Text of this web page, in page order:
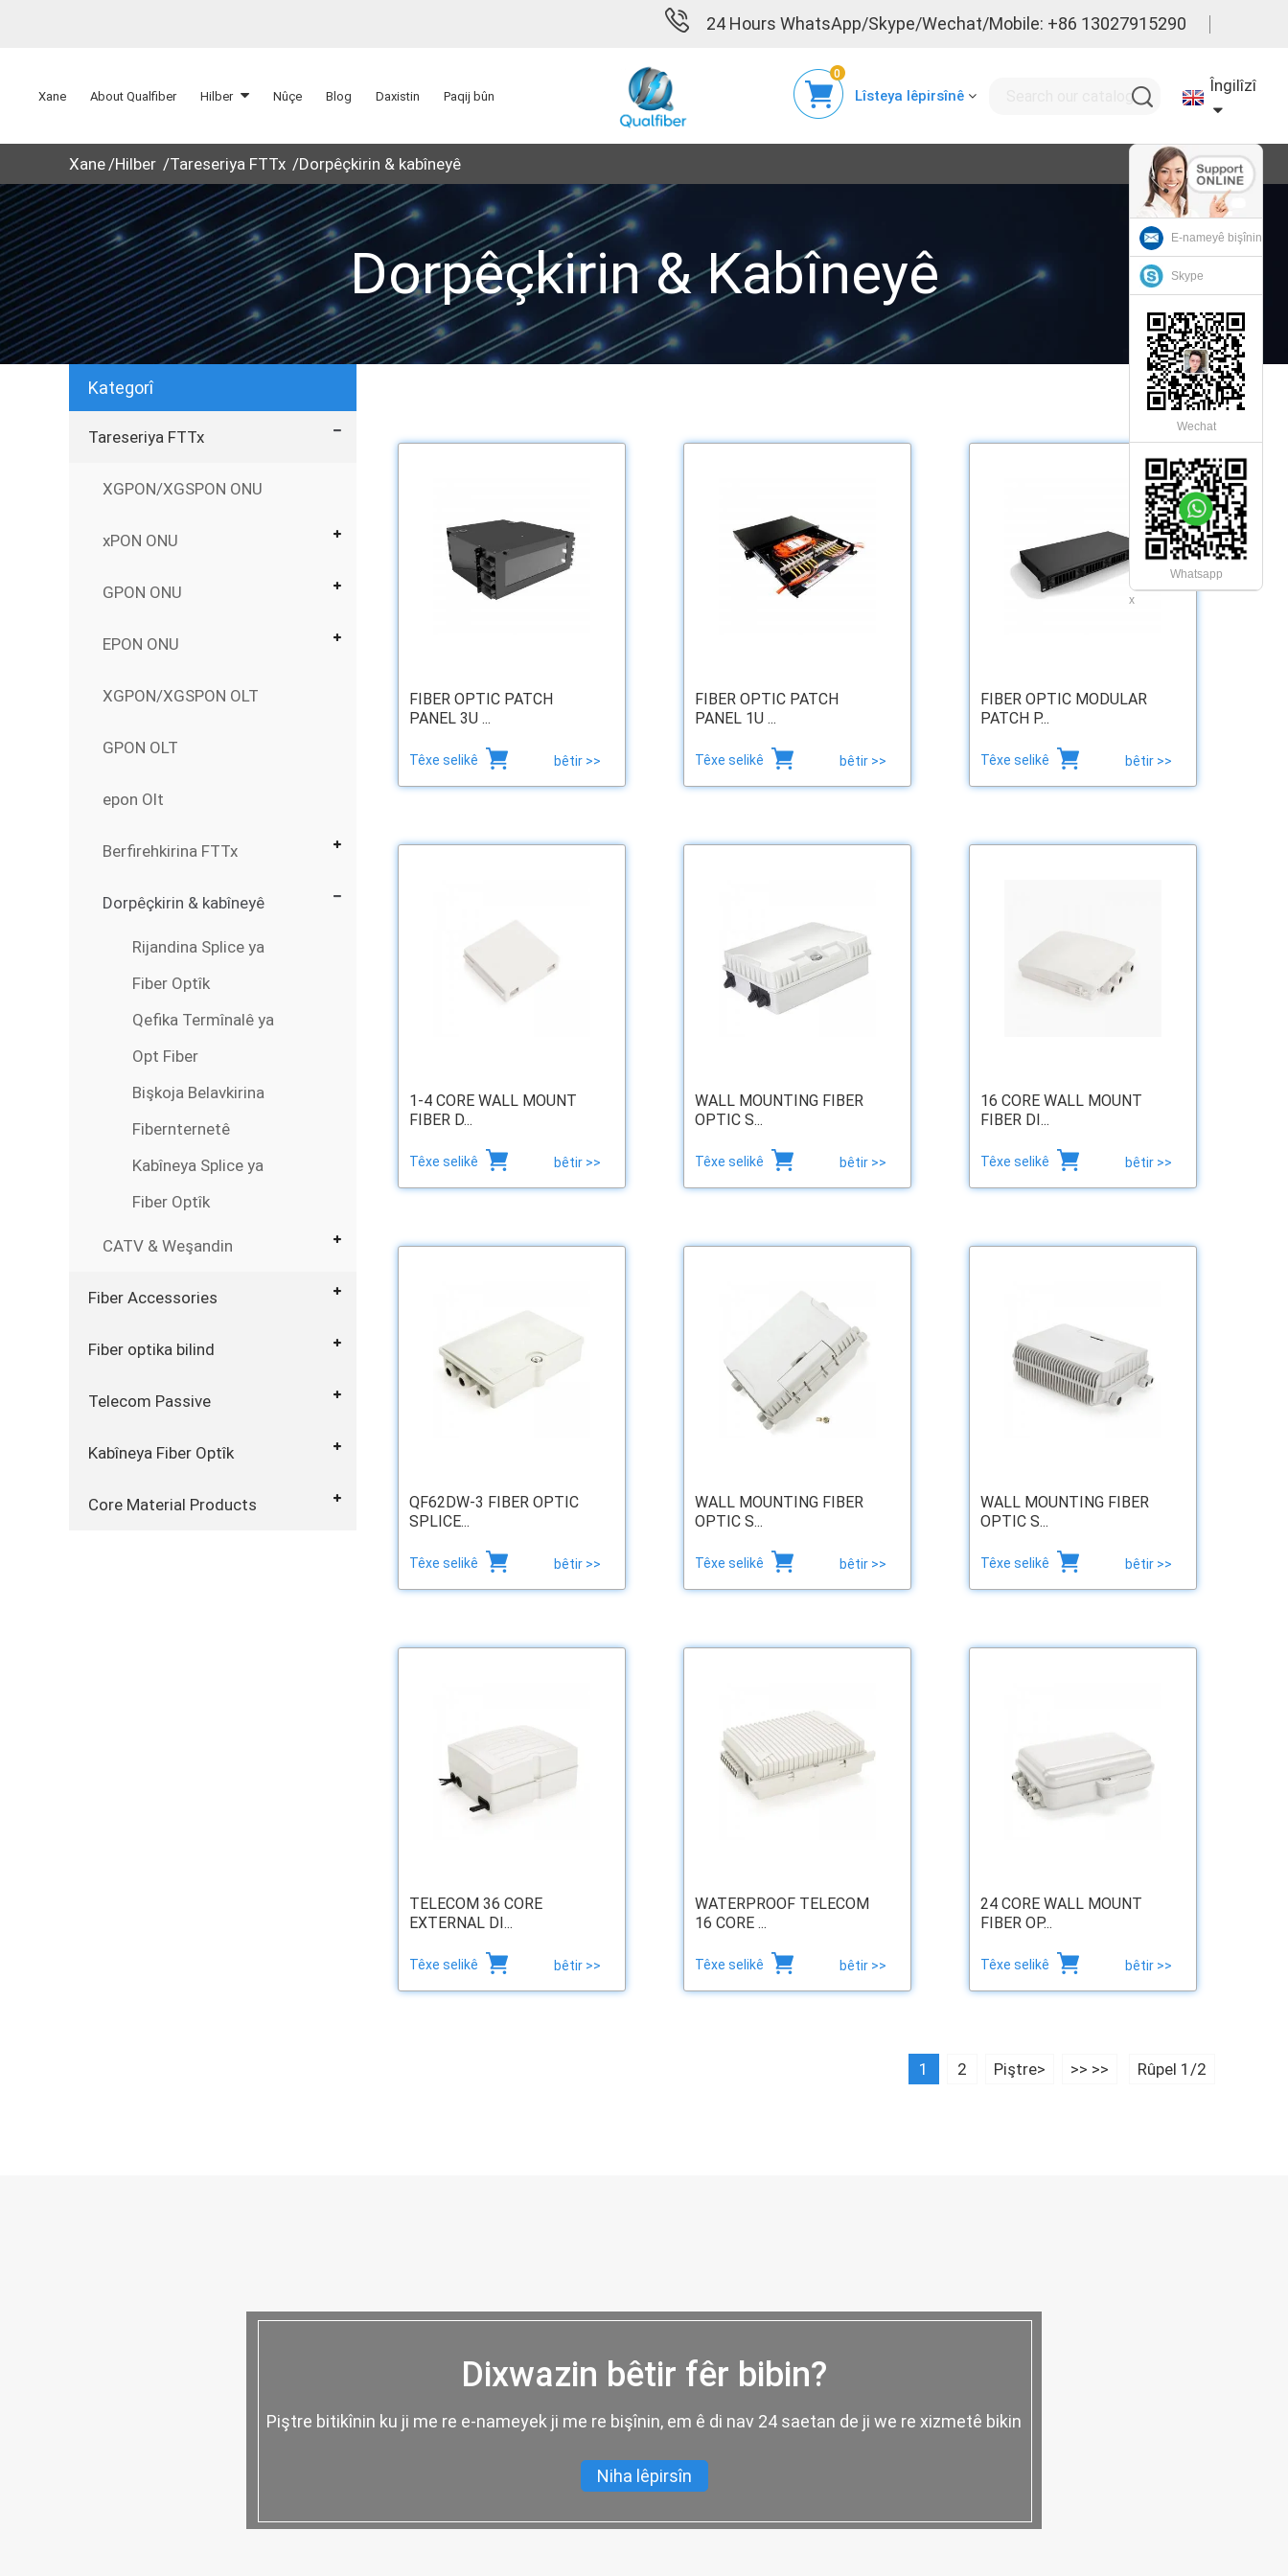
24 Hours WhatsApp/Skype/Wechat/Mobile: +86 13027915290
Xane About Qualfiber Hilber Nûçe Blog Daxistin Paqij bûn Lîsteya lêpirsînê
0
Îngilîzî
Xane Hilber Tareseriya FTTx Dorpêçkirin & kabîneyê
Dorpêçkirin & Kabîneyê
Kategorî
Tareseriya FTTx
XGPON/XGSPON ONU
xPON ONU
GPON ONU
EPON ONU
XGPON/XGSPON OLT
GPON OLT
epon Olt
Berfirehkirina FTTx
Dorpêçkirin & kabîneyê
Rijandina Splice ya
Fiber Optîk
Qefika Termînalê ya
Opt Fiber
Bişkoja Belavkirina
Fibernternetê
Kabîneya Splice ya
Fiber Optîk
CATV & Weşandin
Fiber Accessories
Fiber optika bilind
Telecom Passive
Kabîneya Fiber Optîk
Core Material Products
FIBER OPTIC PATCH
PANEL 3U ...
Têxe selikê bêtir >>
FIBER OPTIC PATCH
PANEL 1U ...
Têxe selikê bêtir >>
FIBER OPTIC MODULAR
PATCH P...
Têxe selikê bêtir >>
1-4 CORE WALL MOUNT
FIBER D...
Têxe selikê bêtir >>
WALL MOUNTING FIBER
OPTIC S...
Têxe selikê bêtir >>
16 CORE WALL MOUNT
FIBER DI...
Têxe selikê bêtir >>
QF62DW-3 FIBER OPTIC
SPLICE...
Têxe selikê bêtir >>
WALL MOUNTING FIBER
OPTIC S...
Têxe selikê bêtir >>
WALL MOUNTING FIBER
OPTIC S...
Têxe selikê bêtir >>
TELECOM 36 CORE
EXTERNAL DI...
Têxe selikê bêtir >>
WATERPROOF TELECOM
16 CORE ...
Têxe selikê bêtir >>
24 CORE WALL MOUNT
FIBER OP...
Têxe selikê bêtir >>
1 2 Piştre> >> >> Rûpel 1/2
Dixwazin bêtir fêr bibin?
Piştre bitikînin ku ji me re e-nameyek ji me re bişînin, em ê di nav 24 saetan de ji we re xizmetê bikin
Niha lêpirsîn
E-nameyê bişînin
Skype
Wechat
Whatsapp
x